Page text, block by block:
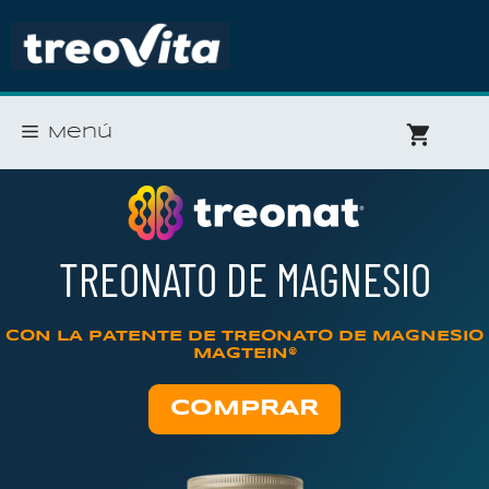
contenido
Menú
TREONATO DE MAGNESIO
CON LA PATENTE DE TREONATO DE MAGNESIO
MAGTEIN®
COMPRAR